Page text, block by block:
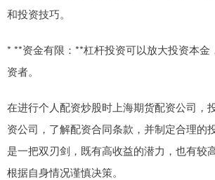
和投资技巧。
* **资金有限：**杠杆投资可以放大投资本金
资者。
在进行个人配资炒股时上海期货配资公司，
资公司，了解配资合同条款，并制定合理的
是一把双刃剑，既有高收益的潜力，也有较
根据自身情况谨慎决策。